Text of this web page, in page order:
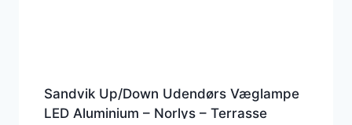
Sandvik Up/Down Udendørs Væglampe
LED Aluminium – Norlys – Terrasse